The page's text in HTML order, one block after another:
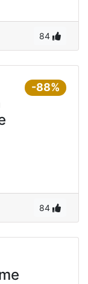
84
-88%
84